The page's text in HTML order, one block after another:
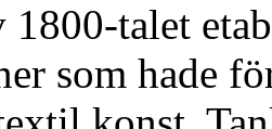
1800-talet
som hade